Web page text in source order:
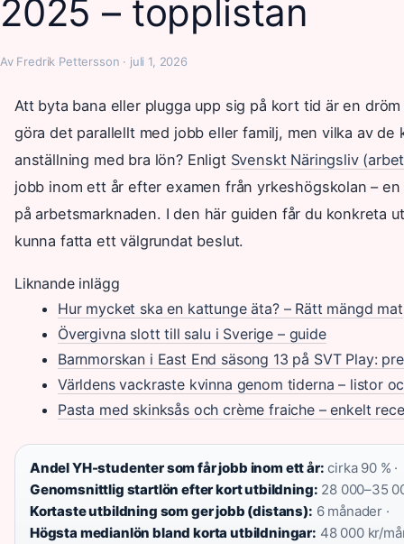
2025 – topplistan
Av Fredrik Pettersson · juli 1, 2026
Att byta bana eller plugga upp sig på kort tid är en
göra det parallellt med jobb eller familj, men vilka av
anställning med bra lön? Enligt Svenskt Näringsliv
jobb inom ett år efter examen från yrkeshögskolan –
på arbetsmarknaden. I den här guiden får du konkreta
kunna fatta ett välgrundat beslut.
Liknande inlägg
Hur mycket ska en kattunge äta? – Rätt mängd mat
Övergivna slott till salu i Sverige – guide
Barnmorskan i East End säsong 13 på SVT Play:
Världens vackraste kvinna genom tiderna – listor
Pasta med skinksås och crème fraiche – enkelt
Andel YH-studenter som får jobb inom ett år: cirka 90 % ·
Genomsnittlig startlön efter kort utbildning: 28 000–35
Kortaste utbildning som ger jobb (distans): 6 månader ·
Högsta medianlön bland korta utbildningar: 48 000 kr/